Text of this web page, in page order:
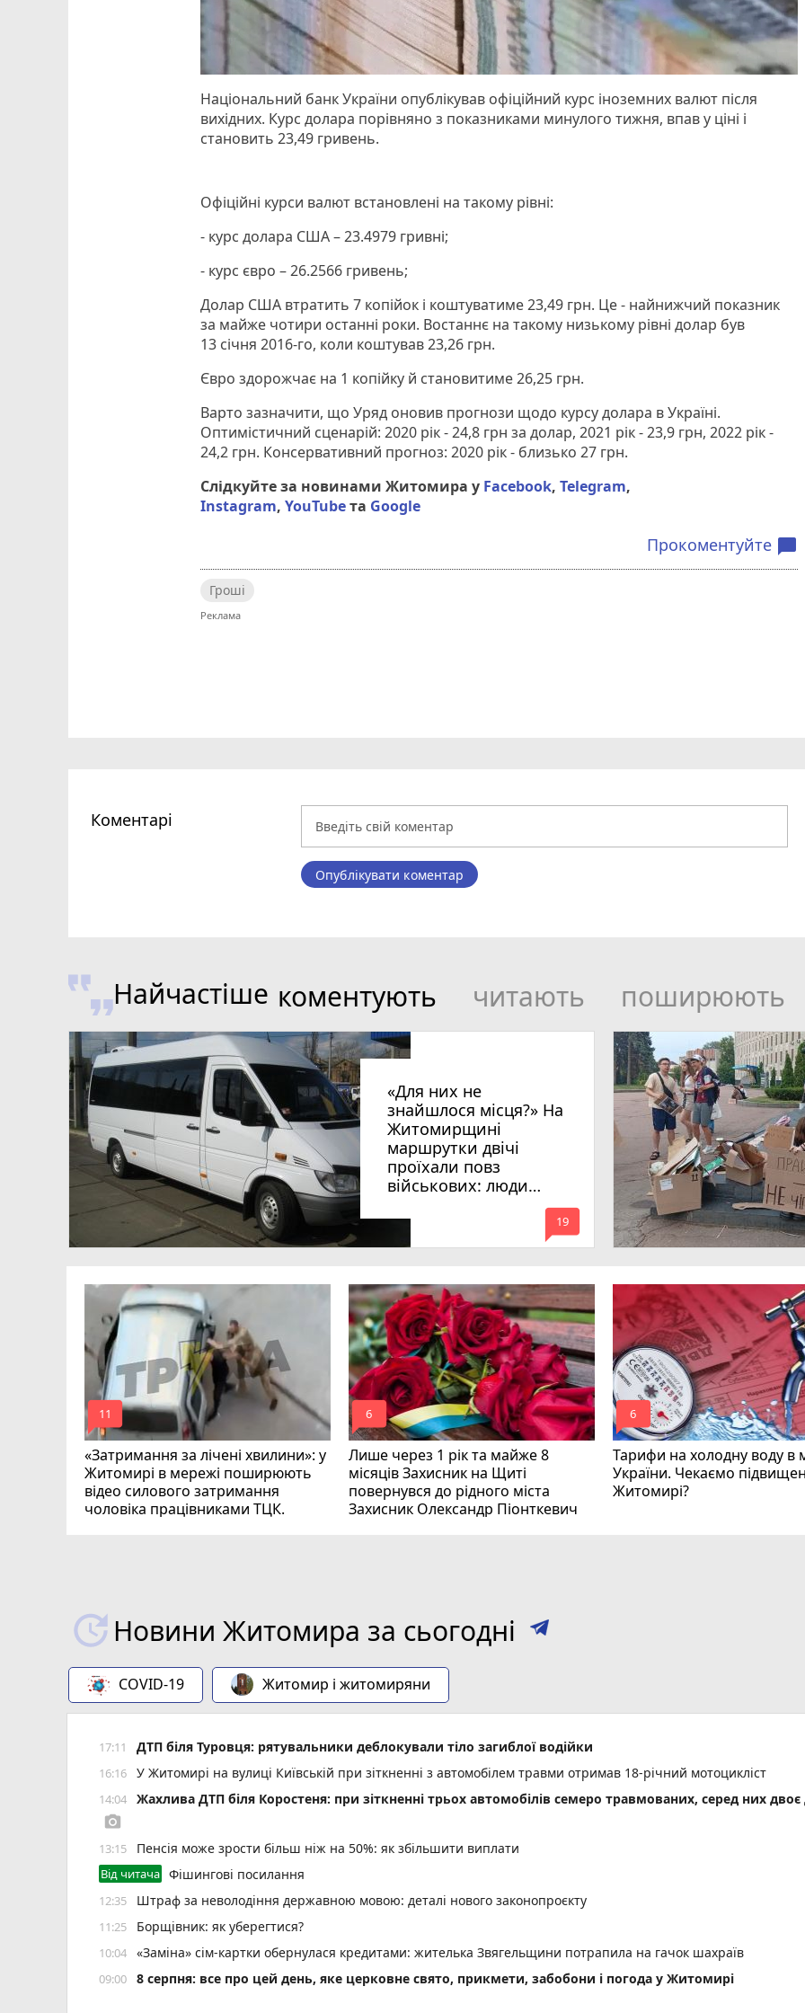
Національний банк України опублікував офіційний курс іноземних валют після
вихідних. Курс долара порівняно з показниками минулого тижня, впав у ціні і
становить 23,49 гривень.
Офіційні курси валют встановлені на такому рівні:
- курс долара США – 23.4979 гривні;
- курс євро – 26.2566 гривень;
Долар США втратить 7 копійок і коштуватиме 23,49 грн. Це - найнижчий показник
за майже чотири останні роки. Востаннє на такому низькому рівні долар був
13 січня 2016-го, коли коштував 23,26 грн.
Євро здорожчає на 1 копійку й становитиме 26,25 грн.
Варто зазначити, що Уряд оновив прогнози щодо курсу долара в Україні.
Оптимістичний сценарій: 2020 рік - 24,8 грн за долар, 2021 рік - 23,9 грн, 2022 рік -
24,2 грн. Консервативний прогноз: 2020 рік - близько 27 грн.
Слідкуйте за новинами Житомира у Facebook,Telegram,
Instagram,YouTubeта Google
Прокоментуйте chat_bubble
Гроші
Коментарі
Опублікувати коментар
Найчастіше коментують читають поширюють
«Для них не
знайшлося місця?» На
Житомирщині
маршрутки двічі
проїхали повз
військових: люди
вимагають покарати
винних
mode_comment
19
«Затримання за лічені хвилини»: у
Житомирі в мережі поширюють
відео силового затримання
чоловіка працівниками ТЦК.
mode_comment
11
Лише через 1 рік та майже 8
місяців Захисник на Щиті
повернувся до рідного міста
Захисник Олександр Піонткевич
mode_comment
6
Тарифи на холодну воду в
України. Чекаємо
Житомирі?
mode_comment
6
Новини Житомира за сьогодні
COVID-19 Житомир і житомиряни
17:11 ДТП біля Туровця: рятувальники деблокували тіло загиблої водійки
16:16 У Житомирі на вулиці Київській при зіткненні з автомобілем травми отримав 18-річний мотоцикліст
14:04 Жахлива ДТП біля Коростеня: при зіткненні трьох автомобілів семеро травмованих, серед них двоє
photo_camera
13:15 Пенсія може зрости більш ніж на 50%: як збільшити виплати
Від читача Фішингові посилання
12:35 Штраф за неволодіння державною мовою: деталі нового законопроєкту
11:25 Борщівник: як уберегтися?
10:04 «Заміна» сім-картки обернулася кредитами: жителька Звягельщини потрапила на гачок шахраїв
09:00 8 серпня: все про цей день, яке церковне свято, прикмети, забобони і погода у Житомирі